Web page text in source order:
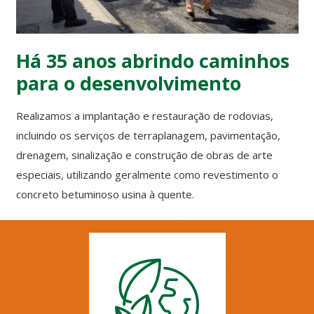
Há 35 anos abrindo caminhos
para o desenvolvimento
Realizamos a implantação e restauração de rodovias,
incluindo os serviços de terraplanagem, pavimentação,
drenagem, sinalização e construção de obras de arte
especiais, utilizando geralmente como revestimento o
concreto betuminoso usina à quente.